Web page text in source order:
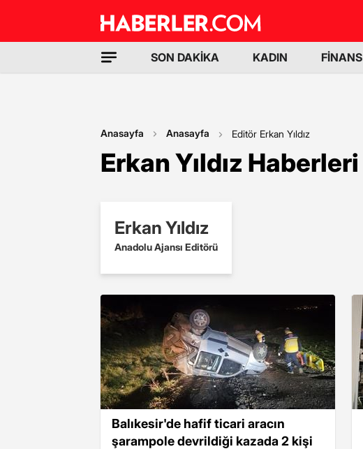
SON DAKİKA KADIN FİNANS
Anasayfa Anasayfa Editör Erkan Yıldız
Erkan Yıldız Haberleri
Erkan Yıldız
Anadolu Ajansı Editörü
Balıkesir'de hafif ticari aracın
şarampole devrildiği kazada 2 kişi